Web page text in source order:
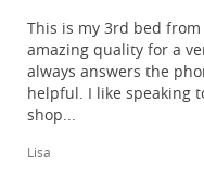
This is my 3rd bed from
amazing quality for a
always answers the
helpful. I like speaking
shop...
Lisa